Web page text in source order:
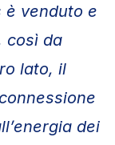
è venduto e
così da
lato, il
dei